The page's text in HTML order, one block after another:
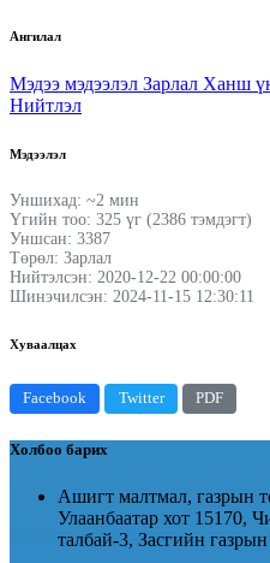
Ангилал
Мэдээ мэдээлэл Зарлал Ханш
Нийтлэл
Мэдээлэл
Уншихад: ~2 мин
Үгийн тоо: 325 үг (2386 тэмдэгт)
Уншсан: 3387
Төрөл: Зарлал
Нийтэлсэн: 2020-12-22 00:00:00
Шинэчилсэн: 2024-11-15 12:30:11
Хуваалцах
Facebook Twitter PDF
Холбоо барих
Ашигт малтмал, газрын
Улаанбаатар хот 15170,
талбай-3, Засгийн